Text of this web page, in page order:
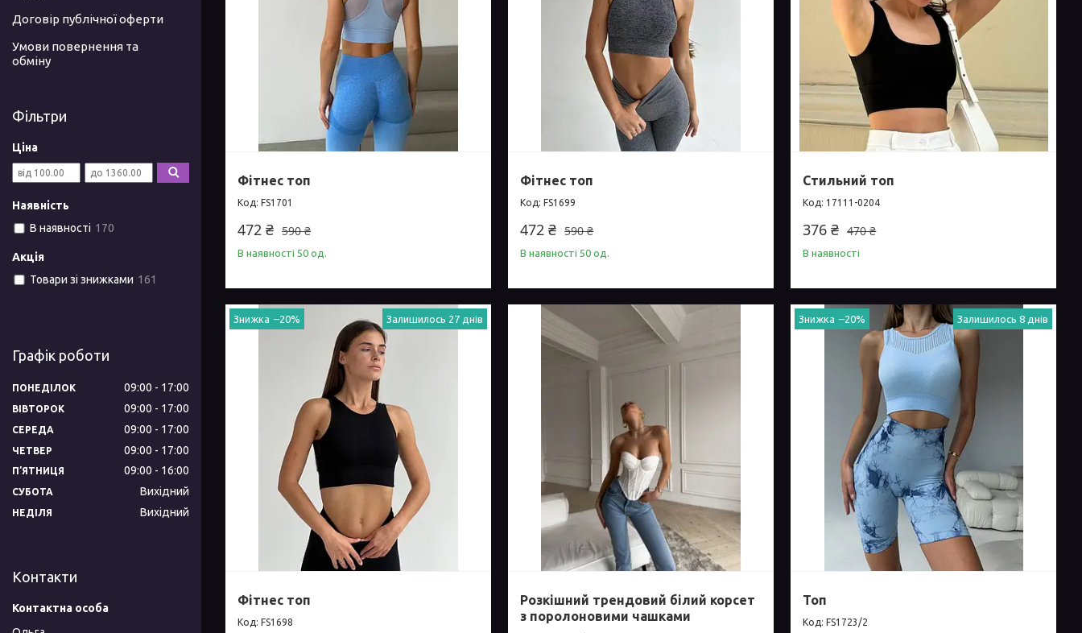
Фітнес топ
FS1701
590 ₴
472 ₴
В наявності 50 од.
Фітнес топ
FS1699
590 ₴
472 ₴
В наявності 50 од.
Стильний топ
17111-0204
470 ₴
376 ₴
В наявності
–20% Залишилось 27 днів
Фітнес топ
FS1698
Розкішний трендовий білий корсет
з поролоновими чашками
–20% Залишилось 8 днів
Топ
FS1723/2
Договір публічної оферти
Умови повернення та
обміну
Фільтри
Ціна
Наявність
В наявності 170
Акція
Товари зі знижками 161
Графік роботи
ПОНЕДІЛОК 09:00 17:00
ВІВТОРОК 09:00 17:00
СЕРЕДА 09:00 17:00
ЧЕТВЕР 09:00 17:00
ПʼЯТНИЦЯ 09:00 16:00
СУБОТА Вихідний
НЕДІЛЯ Вихідний
Контакти